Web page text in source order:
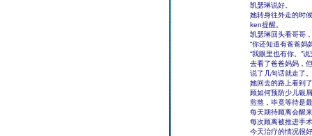
凯瑟琳说好。
她转身往外走的时
ken提醒。
凯瑟琳回头看哥哥
“你还知道有爸爸妈
“我眼里也有你。”
去看了爸爸妈妈，
说了几句话就走了。
她回去的路上看到
顾如何预防少儿银
煎熬，毕竟等待是
每天期待顾离会醒
每次顾离被推进手
今天治疗的情况很